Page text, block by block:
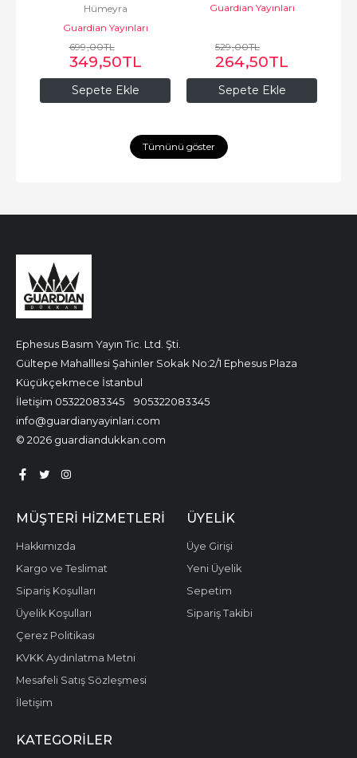
Sepete Ekle
Hümeyra
Guardian Yayınları
699,00TL
349,50TL
Sepete Ekle
Guardian Yayınları
529,00TL
264,50TL
Tümünü göster
Ephesus Basım Yayın Tic. Ltd. Şti.
Gültepe Mahalllesi Şahinler Sokak No:2/1 Ephesus Plaza
Küçükçekmece İstanbul
İletişim 05322083345
905322083345
info@guardianyayinlari.com
© 2026 guardiandukkan.com
MÜŞTERI HIZMETLERI
Hakkımızda
Kargo ve Teslimat
Sipariş Koşulları
Üyelik Koşulları
Çerez Politikası
KVKK Aydınlatma Metni
Mesafeli Satış Sözleşmesi
İletişim
ÜYELIK
Üye Girişi
Yeni Üyelik
Sepetim
Sipariş Takibi
KATEGORILER